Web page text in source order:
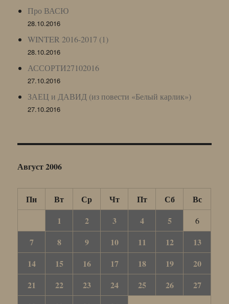
Про ВАСЮ
28.10.2016
WINTER 2016-2017 (1)
28.10.2016
АССОРТИ27102016
27.10.2016
ЗАЕЦ и ДАВИД (из повести «Белый карлик»)
27.10.2016
Август 2006
Пн Вт Ср Чт Пт Сб
Вс
1
2 3 4 5 6
7 8 9 10 11 12
13
14
15 16 17 18 19
20
21
22 23 24 25 26
27